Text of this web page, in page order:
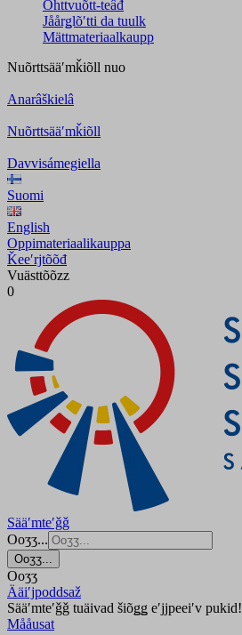
Õhttvuõtt-teâđ
Jåårǥlõʹtti da tuulk
Mättmateriaalkaupp
Nuõrttsääʹmǩiõll nuo
Anarâškielâ
Nuõrttsääʹmǩiõll
Davvisámegiella
Suomi
English
Oppimateriaalikauppa
Ǩeeʹrjtõõđ
Vuästtõõzz
0
Sääʹmteʹǧǧ
Ooʒʒ...
Ooʒʒ...
Ooʒʒ
Ääiʹjpoddsaž
Sääʹmteʹǧǧ tuäivad šiõǥǥ eʹjjpeeiʹv pukid!
Mååusat